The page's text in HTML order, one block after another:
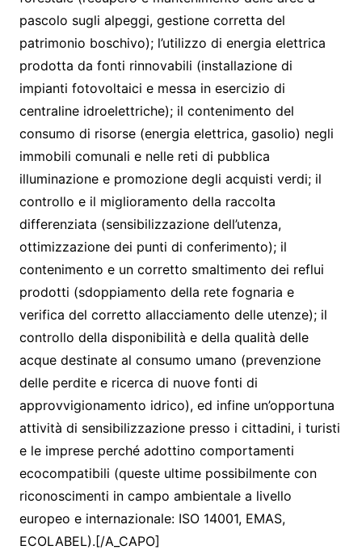
pascolo sugli alpeggi, gestione corretta del
patrimonio boschivo); l’utilizzo di energia elettrica
prodotta da fonti rinnovabili (installazione di
impianti fotovoltaici e messa in esercizio di
centraline idroelettriche); il contenimento del
consumo di risorse (energia elettrica, gasolio) negli
immobili comunali e nelle reti di pubblica
illuminazione e promozione degli acquisti verdi; il
controllo e il miglioramento della raccolta
differenziata (sensibilizzazione dell’utenza,
ottimizzazione dei punti di conferimento); il
contenimento e un corretto smaltimento dei reflui
prodotti (sdoppiamento della rete fognaria e
verifica del corretto allacciamento delle utenze); il
controllo della disponibilità e della qualità delle
acque destinate al consumo umano (prevenzione
delle perdite e ricerca di nuove fonti di
approvvigionamento idrico), ed infine un’opportuna
attività di sensibilizzazione presso i cittadini, i turisti
e le imprese perché adottino comportamenti
ecocompatibili (queste ultime possibilmente con
riconoscimenti in campo ambientale a livello
europeo e internazionale: ISO 14001, EMAS,
ECOLABEL).[/A_CAPO]